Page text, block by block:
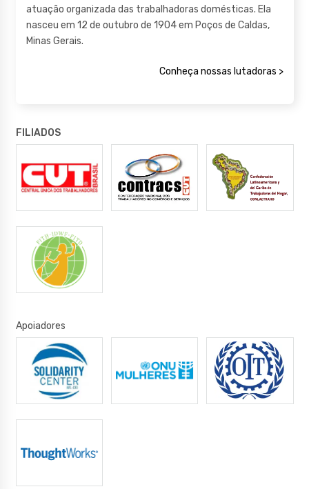
atuação organizada das trabalhadoras domésticas. Ela
nasceu em 12 de outubro de 1904 em Poços de Caldas,
Minas Gerais.
Conheça nossas lutadoras >
FILIADOS
Apoiadores